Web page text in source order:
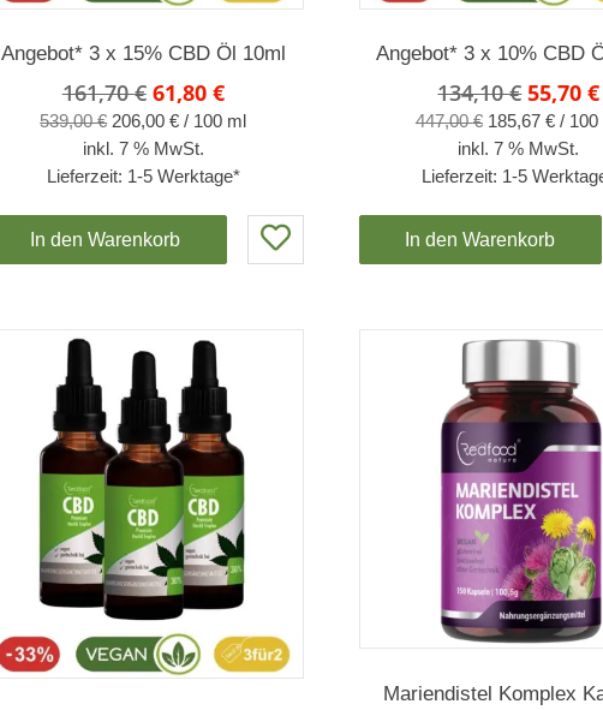
Angebot* 3 x 15% CBD Öl 10ml
161,70€ Ursprünglicher
Preis
war:
161,70 €
61,80 €Aktueller
Preis
61,80 €.
539,00€ 206,00€ / 100 ml
inkl. 7 % MwSt.
Lieferzeit: 1-5 Werktage*
In den Warenkorb
Angebot* 3 x 10% CBD
134,10€
Preis
war:
134,10
55,70€
447,00€ 185,67 €/ 100
inkl. 7 % MwSt.
Lieferzeit: 1-5
In den Warenkorb
Mariendistel Komplex